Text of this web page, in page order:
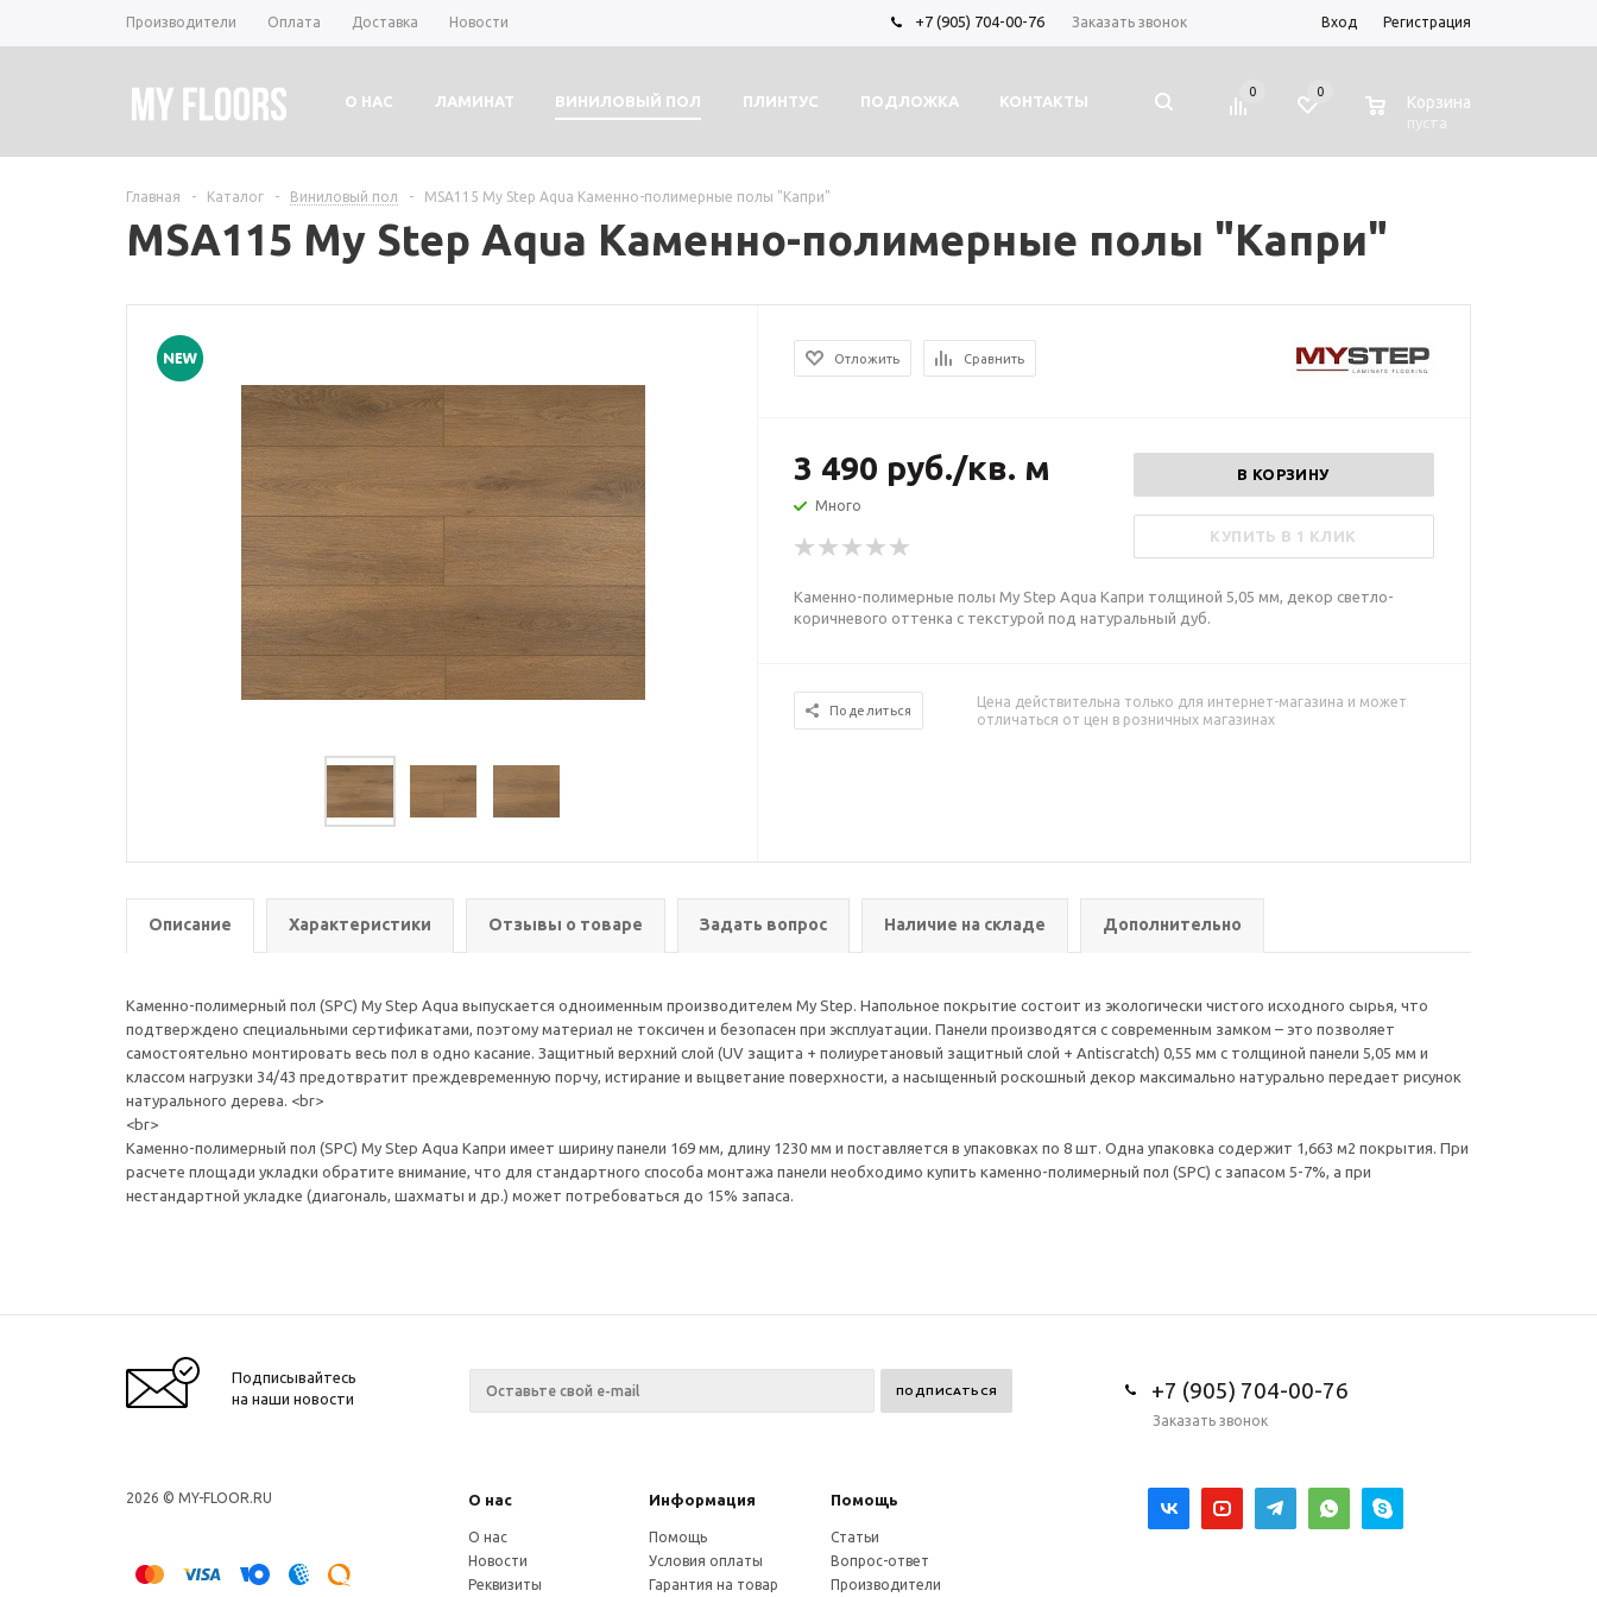
Производители Оплата Доставка Новости +7 (905) 704-00-76 Заказать звонок Вход Регистрация
О НАС ЛАМИНАТ ВИНИЛОВЫЙ ПОЛ ПЛИНТУС ПОДЛОЖКА КОНТАКТЫ
0 0
Корзина
пуста
Главная - Каталог - Виниловый пол - MSA115 My Step Aqua Каменно-полимерные полы "Капри"
MSA115 My Step Aqua Каменно-полимерные полы "Капри"
Отложить Сравнить
3 490 руб./кв. м
Много
В КОРЗИНУ
КУПИТЬ В 1 КЛИК
Каменно-полимерные полы My Step Aqua Капри толщиной 5,05 мм, декор светло-
коричневого оттенка с текстурой под натуральный дуб.
Поделиться
Цена действительна только для интернет-магазина и может
отличаться от цен в розничных магазинах
Описание Характеристики Отзывы о товаре Задать вопрос Наличие на складе Дополнительно
Каменно-полимерный пол (SPC) My Step Aqua выпускается одноименным производителем My Step. Напольное покрытие состоит из экологически чистого исходного сырья, что
подтверждено специальными сертификатами, поэтому материал не токсичен и безопасен при эксплуатации. Панели производятся с современным замком – это позволяет
самостоятельно монтировать весь пол в одно касание. Защитный верхний слой (UV защита + полиуретановый защитный слой + Antiscratch) 0,55 мм с толщиной панели 5,05 мм и
классом нагрузки 34/43 предотвратит преждевременную порчу, истирание и выцветание поверхности, а насыщенный роскошный декор максимально натурально передает рисунок
натурального дерева. <br>
<br>
Каменно-полимерный пол (SPC) My Step Aqua Капри имеет ширину панели 169 мм, длину 1230 мм и поставляется в упаковках по 8 шт. Одна упаковка содержит 1,663 м2 покрытия. При
расчете площади укладки обратите внимание, что для стандартного способа монтажа панели необходимо купить каменно-полимерный пол (SPC) с запасом 5-7%, а при
нестандартной укладке (диагональ, шахматы и др.) может потребоваться до 15% запаса.
Подписывайтесь
на наши новости
+7 (905) 704-00-76
Заказать звонок
2026 © MY-FLOOR.RU О нас Информация Помощь
О нас
Новости
Реквизиты
Помощь
Условия оплаты
Гарантия на товар
Статьи
Вопрос-ответ
Производители